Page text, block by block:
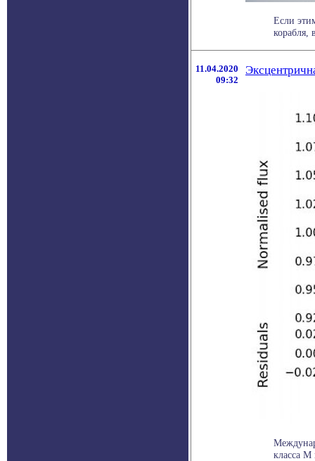
Если
корабля,
11.04.2020
09:32
класса М